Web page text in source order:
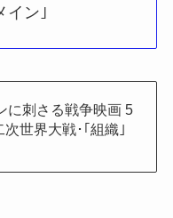
イン｣
に刺さる戦争映画 5
世界大戦･｢組織｣